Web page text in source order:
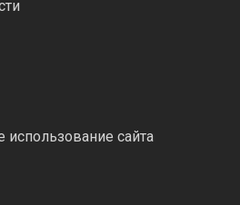
использование сайта